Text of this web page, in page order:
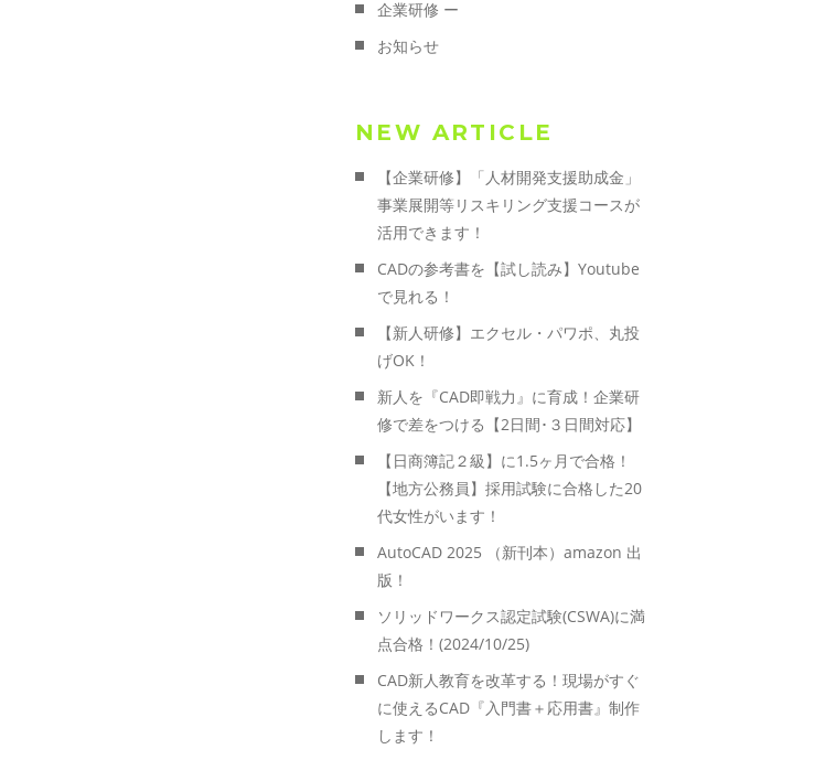
企業研修 ー
お知らせ
NEW ARTICLE
【企業研修】「人材開発支援助成金」
事業展開等リスキリング支援コースが
活用できます！
CADの参考書を【試し読み】Youtube
で見れる！
【新人研修】エクセル・パワポ、丸投
げOK！
新人を『CAD即戦力』に育成！企業研
修で差をつける【2日間･３日間対応】
【日商簿記２級】に1.5ヶ月で合格！
【地方公務員】採用試験に合格した20
代女性がいます！
AutoCAD 2025 （新刊本）amazon 出
版！
ソリッドワークス認定試験(CSWA)に満
点合格！(2024/10/25)
CAD新人教育を改革する！現場がすぐ
に使えるCAD『入門書＋応用書』制作
します！